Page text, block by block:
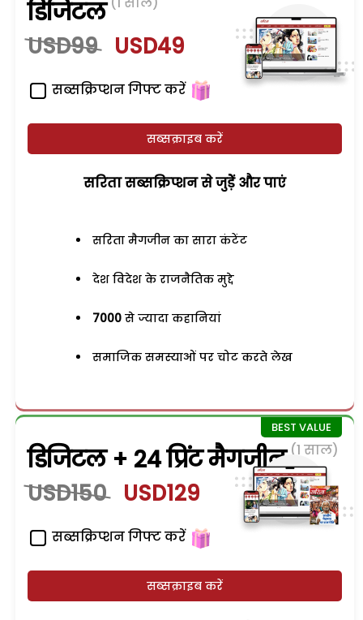
डिजिटल
USD99 USD49
सब्सक्रिप्शन गिफ्ट करें
सब्सक्राइब करें
सरिता सब्सक्रिप्शन से जुड़ेें और पाएं
सरिता मैगजीन का सारा कंटेंट
देश विदेश के राजनैतिक मुद्दे
7000 से ज्यादा कहानियां
समाजिक समस्याओं पर चोट करते लेख
डिजिटल + 24 प्रिंट मैगजीन (1 साल)
USD150 USD129
सब्सक्रिप्शन गिफ्ट करें
सब्सक्राइब करें